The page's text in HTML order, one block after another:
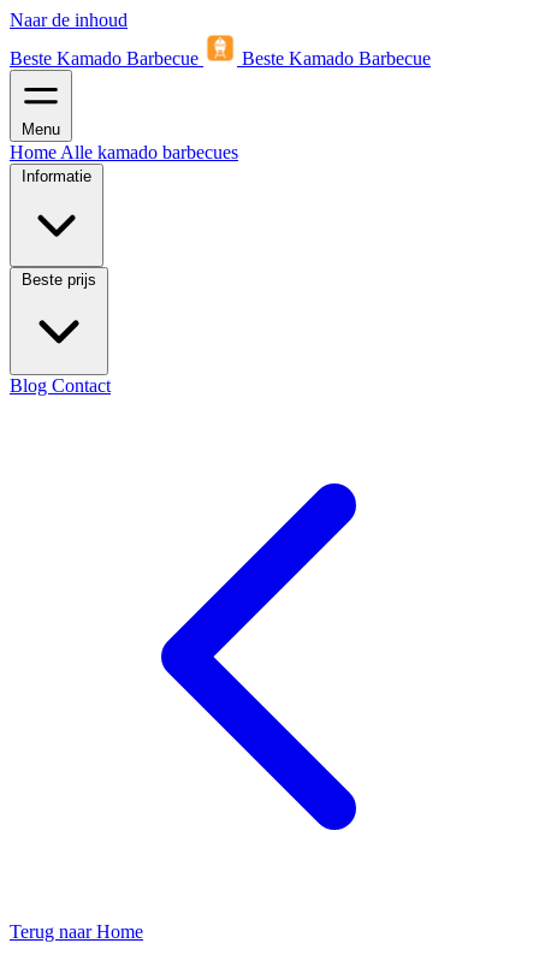
Naar de inhoud
Beste Kamado Barbecue
Beste Kamado Barbecue
Menu
Home Alle kamado barbecues
Informatie
Beste prijs
Blog Contact
Terug naar Home